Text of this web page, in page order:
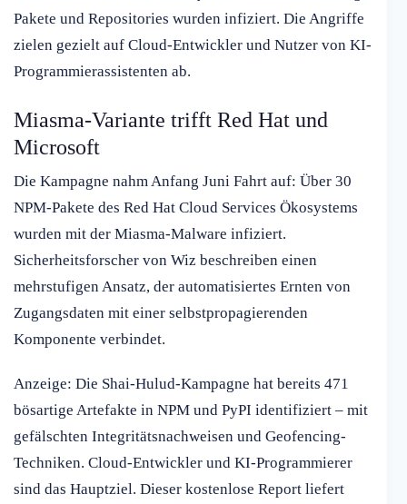
Pakete und Repositories wurden infiziert. Die Angriffe
zielen gezielt auf Cloud-Entwickler und Nutzer von KI-
Programmierassistenten ab.
Miasma-Variante trifft Red Hat und
Microsoft
Die Kampagne nahm Anfang Juni Fahrt auf: Über 30
NPM-Pakete des Red Hat Cloud Services Ökosystems
wurden mit der Miasma-Malware infiziert.
Sicherheitsforscher von Wiz beschreiben einen
mehrstufigen Ansatz, der automatisiertes Ernten von
Zugangsdaten mit einer selbstpropagierenden
Komponente verbindet.
Anzeige: Die Shai-Hulud-Kampagne hat bereits 471
bösartige Artefakte in NPM und PyPI identifiziert – mit
gefälschten Integritätsnachweisen und Geofencing-
Techniken. Cloud-Entwickler und KI-Programmierer
sind das Hauptziel. Dieser kostenlose Report liefert